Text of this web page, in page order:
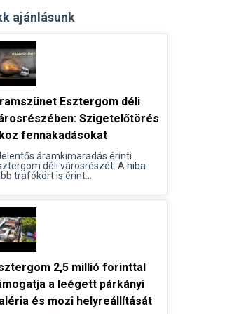
ajánlásunk
Esztergom déli
Szigetelőtörés
fennakadásokat
áramkimaradás érinti
déli városrészét. A hiba
trafókört is érint...
2,5 millió forinttal
a leégett párkányi
és mozi helyreállítását